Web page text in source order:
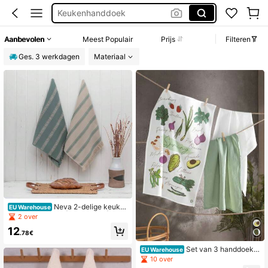
Keukenhanddoek
Theedoek
Aanbevolen Meest Populair Prijs
Filteren
Ges. 3 werkdagen
Materiaal
EU Warehouse Neva 2-delige keuke
nhanddoekenset | 50x70 cm | 10
0% katoen
2 over
12.78€
EU Warehouse Set van 3 handdoeke
n – 100% katoen – 50x70 cm – Zee
r absorberend, zacht en duurzaam –
10 over